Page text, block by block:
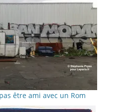
être ami avec un Rom